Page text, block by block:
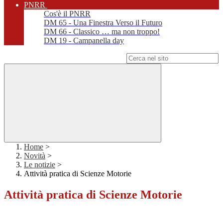
PNRR
Cos'è il PNRR
DM 65 - Una Finestra Verso il Futuro
DM 66 - Classico … ma non troppo!
DM 19 - Campanella day
Home >
Novità >
Le notizie >
Attività pratica di Scienze Motorie
Attività pratica di Scienze Motorie